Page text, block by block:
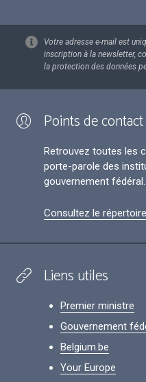
Votre adresse e-mail est
inscription à la newsletter,
la protection des données
Points de contact
Retrouvez toutes les
porte-parole des
gouvernement fédéral.
Consultez le répertoire
Liens utiles
Premier ministre
Gouvernement
Belgium.be
Your Europe